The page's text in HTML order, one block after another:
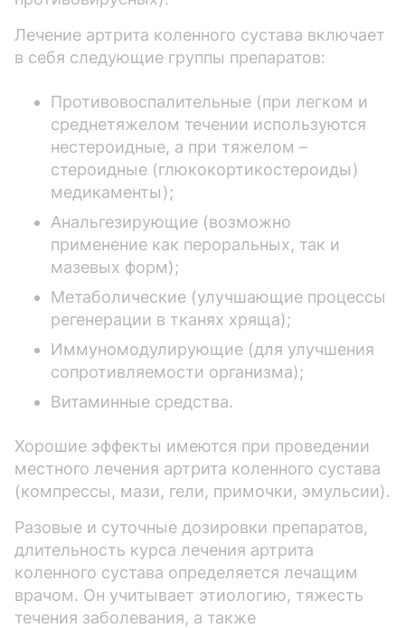
Лечение артрита коленного сустава включает
в себя следующие группы препаратов:
Противовоспалительные (при легком и
среднетяжелом течении используются
нестероидные, а при тяжелом –
стероидные (глюкокортикостероиды)
медикаменты);
Анальгезирующие (возможно
применение как пероральных, так и
мазевых форм);
Метаболические (улучшающие процессы
регенерации в тканях хряща);
Иммуномодулирующие (для улучшения
сопротивляемости организма);
Витаминные средства.
Хорошие эффекты имеются при проведении
местного лечения артрита коленного сустава
(компрессы, мази, гели, примочки, эмульсии).
Разовые и суточные дозировки препаратов,
длительность курса лечения артрита
коленного сустава определяется лечащим
врачом. Он учитывает этиологию, тяжесть
течения заболевания, а также